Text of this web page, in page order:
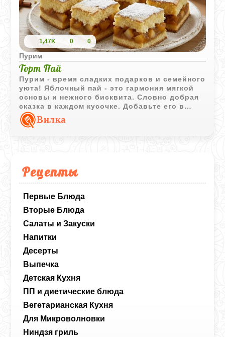
Рецепты
Первые Блюда
Вторые Блюда
Салаты и Закуски
Напитки
Десерты
Выпечка
Детская Кухня
ПП и диетические блюда
Вегетарианская Кухня
Для Микроволновки
Ниндзя гриль
1,47K 0 0
Пурим
Торт Пай
Пурим - время сладких подарков и семейного
уюта! Яблочный пай - это гармония мягкой
основы и нежного бисквита. Словно добрая
сказка в каждом кусочке. Добавьте его в
свои праздничные угощения, чтобы сделать
этот день еще ярче и слаще. Хаг Пурим
Вилка